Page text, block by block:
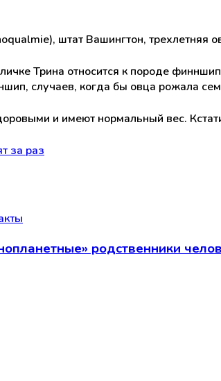
штат Вашингтон, трехлетняя
Трина относится к породе
случаев, когда бы овца рожала
и имеют нормальный вес.
родственники